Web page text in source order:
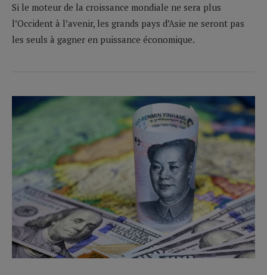
Si le moteur de la croissance mondiale ne sera plus
l’Occident à l’avenir, les grands pays d’Asie ne seront pas
les seuls à gagner en puissance économique.